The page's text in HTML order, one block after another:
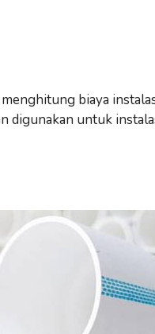
biaya
digunakan untuk